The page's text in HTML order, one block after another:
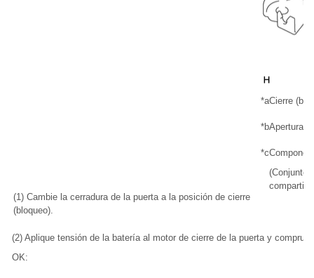
(1) Cambie la cerradura de la puerta a la posición de cierre
(bloqueo).
*aCierre
*bApertura
*c
(Conjunto
(2) Aplique tensión de la batería al motor de cierre de la puerta y
OK: